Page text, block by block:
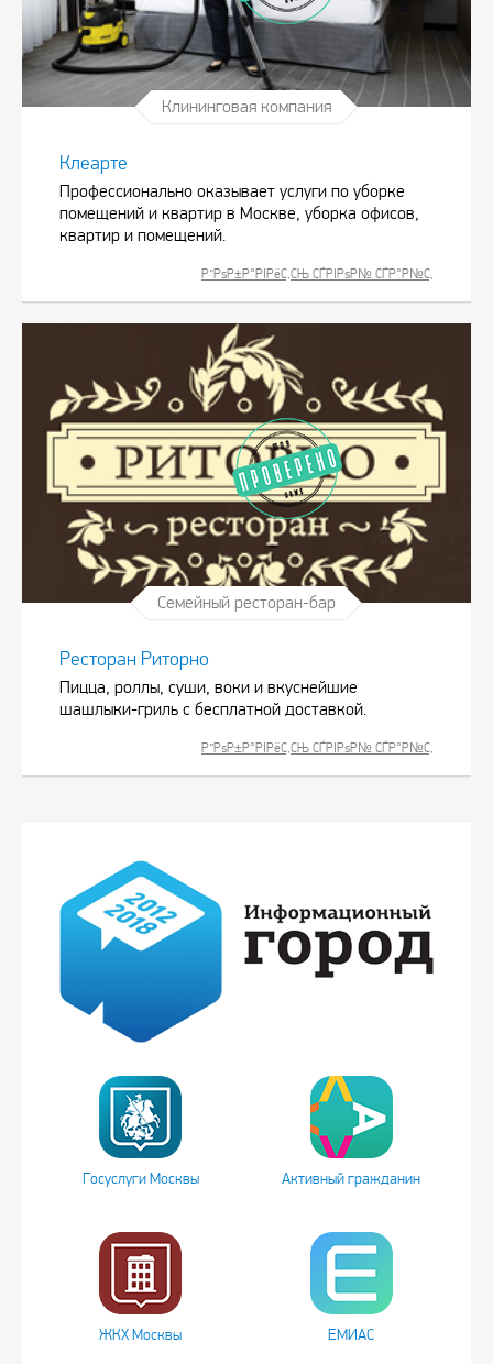
Клининговая компания
Клеарте
Профессионально оказывает услуги по уборке
помещений и квартир в Москве, уборка офисов,
квартир и помещений.
Р”РѕР±Р°РІРёС‚СЊ СЃРІРѕР№ СЃР°Р№С‚
Семейный ресторан-бар
Ресторан Риторно
Пицца, роллы, суши, воки и вкуснейшие
шашлыки-гриль с бесплатной доставкой.
Р”РѕР±Р°РІРёС‚СЊ СЃРІРѕР№ СЃР°Р№С‚
Госуслуги Москвы Активный гражданин
ЖКХ Москвы ЕМИАС